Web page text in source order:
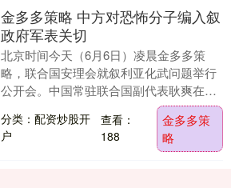
金多多策略 中方对恐怖分子编入叙
政府军表关切
北京时间今天（6月6日）凌晨金多多策
略，联合国安理会就叙利亚化武问题举行
公开会。中国常驻联合国副代表耿爽在会
上发言时表示，中方对有关踞叙外国恐怖
作战分子近日被编....
分类：配资炒股开
户
查看：
188
金多多策
略